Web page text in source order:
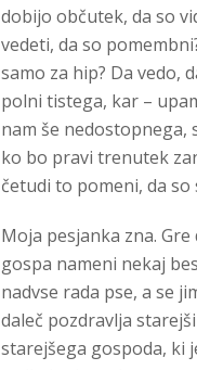
dobijo občutek, da so
vedeti, da so
samo za hip? Da vedo,
polni tistega, kar –
nam še
ko bo pravi trenutek
četudi to pomeni, da so
Moja pesjanka zna.
gospa nameni nekaj
nadvse rada pse, a se
daleč pozdravlja
starejšega gospoda, ki